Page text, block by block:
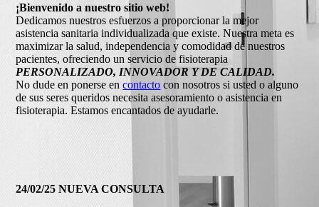
¡Bienvenido a nuestro sitio web!
Dedicamos nuestros esfuerzos a proporcionar la mejor
asistencia sanitaria individualizada que existe. Nuestra meta es
maximizar la salud, independencia y comodidad de nuestros
pacientes, ofreciendo un servicio de fisioterapia
PERSONALIZADO, INNOVADOR Y DE CALIDAD.
No dude en ponerse encontacto con nosotros si usted o alguno
de sus seres queridos necesita asesoramiento o asistencia en
fisioterapia. Estamos encantados de ayudarle.
24/02/25 NUEVA CONSULTA